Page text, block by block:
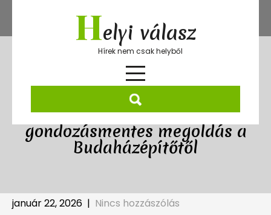
content
Helyi válasz
Hírek nem csak helyből
WPC kerítés: tartós, modern és
gondozásmentes megoldás a
Budaházépítőtől
január 22, 2026 | Nincs hozzászólás